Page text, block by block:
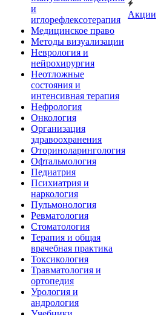
и
иглорефлексотерапия
Медицинское право
Методы визуализации
Неврология и
нейрохирургия
Неотложные
состояния и
интенсивная терапия
Нефрология
Онкология
Организация
здравоохранения
Оториноларингология
Офтальмология
Педиатрия
Психиатрия и
наркология
Пульмонология
Ревматология
Стоматология
Терапия и общая
врачебная практика
Токсикология
Травматология и
ортопедия
Урология и
андрология
Акции